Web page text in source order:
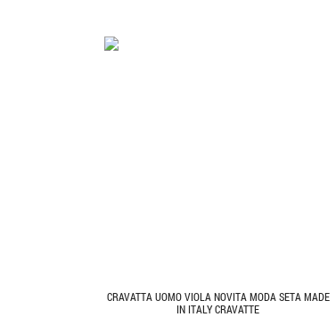
CRAVATTA UOMO VIOLA NOVITA MODA SETA MADE
IN ITALY CRAVATTE